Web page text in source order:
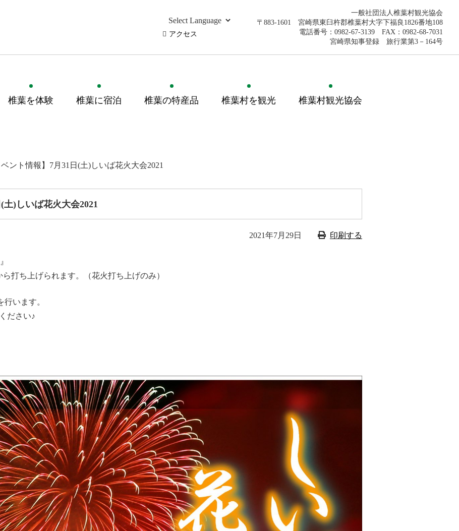
アクセス
一般社団法人椎葉村観光協会
〒883-1601 宮崎県東臼杵郡椎葉村大字下福良1826番地108
電話番号：0982-67-3139 FAX：0982-68-7031
宮崎県知事登録 旅行業第3－164号
椎葉を体験 椎葉に宿泊 椎葉の特産品 椎葉村を観光 椎葉村観光協会
ベント情報】7月31日(土)しいば花火大会2021
土)しいば花火大会2021
2021年7月29日 印刷する
打ち上げられます。（花火打ち上げのみ）
います。
ださい♪